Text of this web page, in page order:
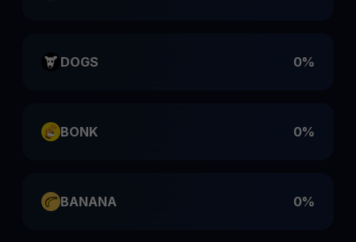
DOGS 0%
BONK 0%
BANANA 0%